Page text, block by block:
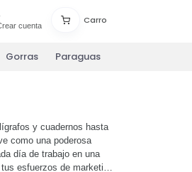
cuenta
Carro
Gorras Paraguas
y cuadernos hasta
como una poderosa
día de trabajo en una
esfuerzos de marketing